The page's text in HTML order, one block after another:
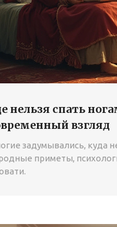
нельзя спать
взгляд
задумывались, куда
приметы,